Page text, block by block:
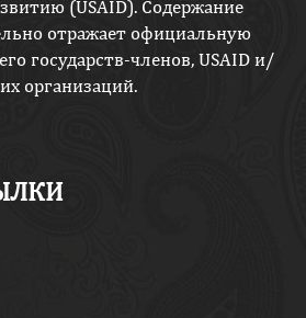
(USAID). Содержание
отражает официальную
государств-членов, USAID и/
организаций.